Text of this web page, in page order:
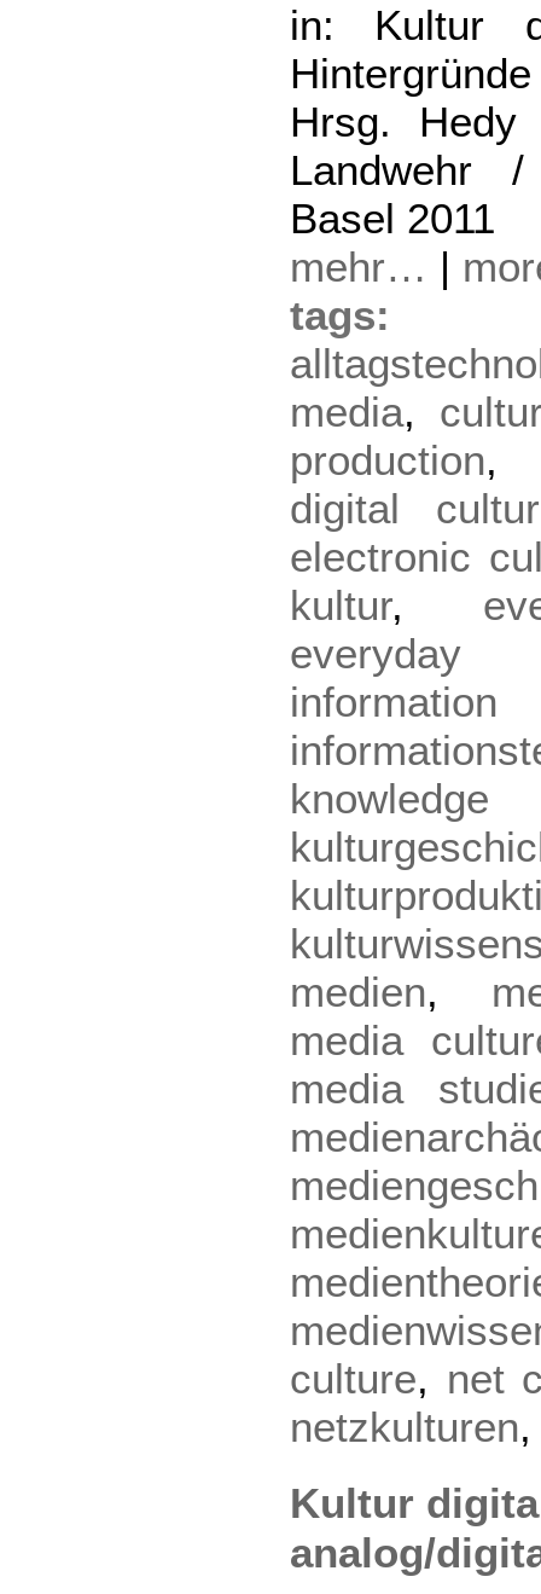
in: Kultur
Hrsg. Hedy
Landwehr
Basel 2011
mehr… |
media,
production
digital
electronic
kultur,
medien,
media
media
culture, net
netzkulturen
Kultur
analog/